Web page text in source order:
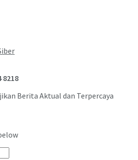
8218
Berita Aktual dan Terpercaya